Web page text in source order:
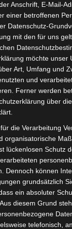
für den Elektro-
Haltbarkeit.
Fahrzeug
VSX.
Anschrift, E-Mail-
einer betroffenen
Datenschutz-
mit den für uns
möchte unser
Art, Umfang und
und
Ferner werden
über
die Verarbeitung
organisatorische
lückenlosen Schutz
Dennoch können
grundsätzlich
ein absoluter
diesem Grund
telefonisch,